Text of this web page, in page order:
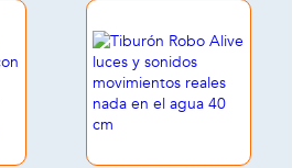
Diferentes Colores
16X14.50X6 CM -
Modelos surtidos